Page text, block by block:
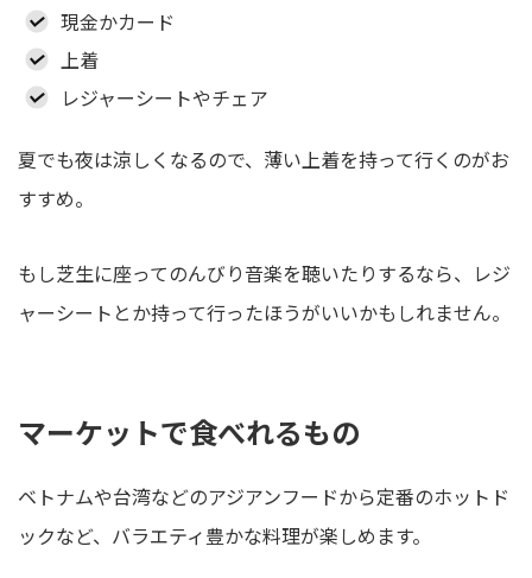
現金かカード
上着
レジャーシートやチェア
夏でも夜は涼しくなるので、薄い上着を持って行くのがお
すすめ。
もし芝生に座ってのんびり音楽を聴いたりするなら、レジ
ャーシートとか持って行ったほうがいいかもしれません。
マーケットで食べれるもの
ベトナムや台湾などのアジアンフードから定番のホットド
ックなど、バラエティ豊かな料理が楽しめます。